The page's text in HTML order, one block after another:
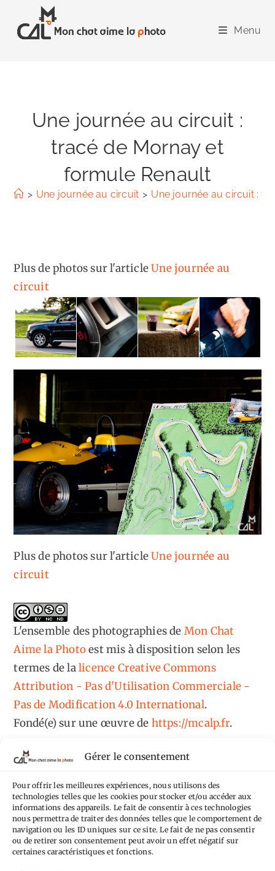
Gérer le consentement
Pour offrir les meilleures expériences, nous utilisons des
technologies telles que les cookies pour stocker et/ou accéder aux
informations des appareils. Le fait de consentir à ces technologies
nous permettra de traiter des données telles que le comportement de
navigation ou les ID uniques sur ce site. Le fait de ne pas consentir
ou de retirer son consentement peut avoir un effet négatif sur
certaines caractéristiques et fonctions.
content
Menu
Une journée au circuit :
tracé de Mornay et
formule Renault
> Une journée au circuit > Une journée au circuit :
Plus de photos sur l'articleUne journée au
circuit
Plus de photos sur l'articleUne journée au
circuit
L'ensemble des photographiesde Mon Chat
Aime la Photoest mis à disposition selon les
termes de lalicence Creative Commons
Attribution - Pas d'Utilisation Commerciale -
Pas de Modification 4.0 International.
Fondé(e) sur une œuvre de https://mcalp.fr.
Tags
Ailleurs Aimez-vous bordelAllemagne Andorre
Anti tourisme